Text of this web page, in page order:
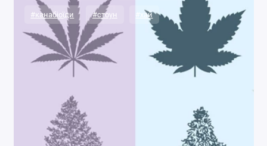
#канабіоїди #стоун #хай